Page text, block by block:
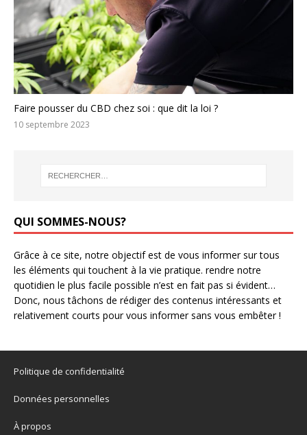
Faire pousser du CBD chez soi : que dit la loi ?
10 septembre 2023
QUI SOMMES-NOUS?
Grâce à ce site, notre objectif est de vous informer sur tous
les éléments qui touchent à la vie pratique. rendre notre
quotidien le plus facile possible n’est en fait pas si évident…
Donc, nous tâchons de rédiger des contenus intéressants et
relativement courts pour vous informer sans vous embêter !
Politique de confidentialité
Données personnelles
À propos